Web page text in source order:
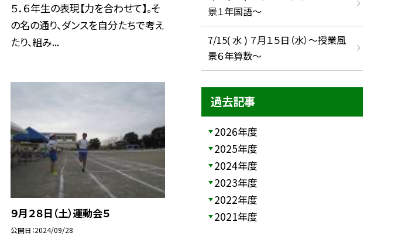
５．６年生の表現【力を合わせて】。そ
の名の通り、ダンスを自分たちで考え
たり、組み...
９月２８日（土）運動会５
公開日 2024/09/28
景１年国語～
7/15( 水 ) ７月１５日（水）～授業風
景６年算数～
過去記事
2026年度
2025年度
2024年度
2023年度
2022年度
2021年度